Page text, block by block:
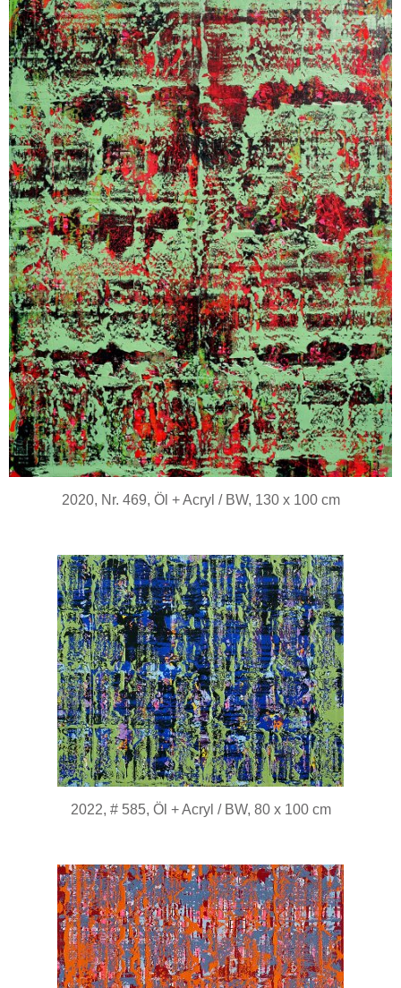
2020, Nr. 469, Öl + Acryl / BW, 130 x 100 cm
2022, # 585, Öl + Acryl / BW, 80 x 100 cm